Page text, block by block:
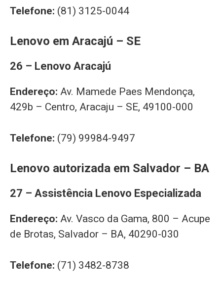
Telefone: (81) 3125-0044
Lenovo em Aracajú – SE
26 – Lenovo Aracajú
Endereço: Av. Mamede Paes Mendonça,
429b – Centro, Aracaju – SE, 49100-000
Telefone: (79) 99984-9497
Lenovo autorizada em Salvador – BA
27 – Assistência Lenovo Especializada
Endereço: Av. Vasco da Gama, 800 – Acupe
de Brotas, Salvador – BA, 40290-030
Telefone: (71) 3482-8738